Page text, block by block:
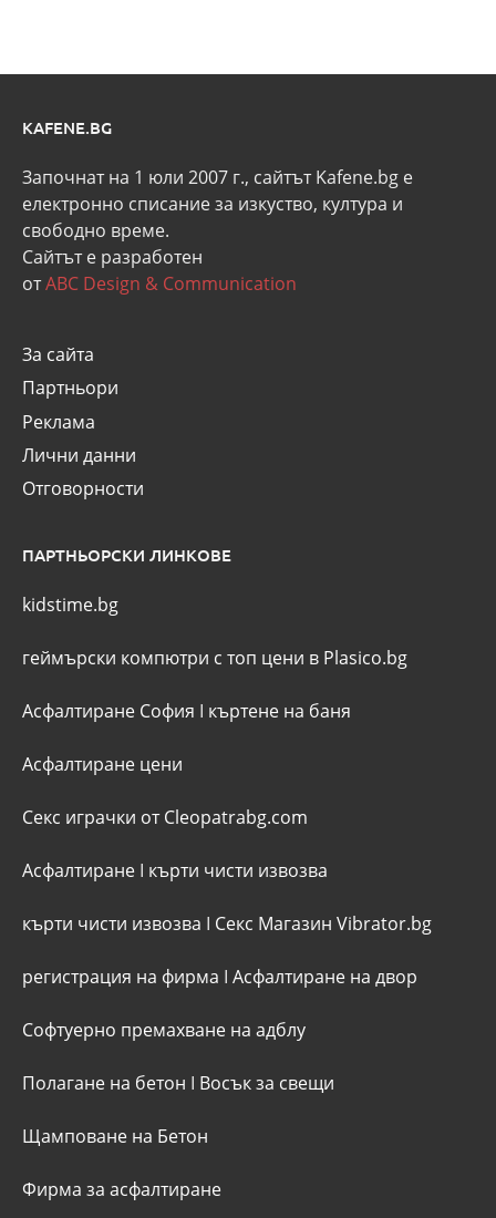
KAFENE.BG
Започнат на 1 юли 2007 г., сайтът Kafene.bg e
eлектронно списание за изкуство, култура и
свободно време.
Сайтът е разработен
отABC Design & Communication
За сайта
Партньори
Реклама
Лични данни
Отговорности
ПАРТНЬОРСКИ ЛИНКОВЕ
kidstime.bg
геймърски компютри с топ цени в Plasico.bg
Асфалтиране София I къртене на баня
Асфалтиране цени
Секс играчки от Cleopatrabg.com
Асфалтиране I кърти чисти извозва
кърти чисти извозва I Секс Магазин Vibrator.bg
регистрация на фирма I Асфалтиране на двор
Софтуерно премахване на адблу
Полагане на бетон I Восък за свещи
Щамповане на Бетон
Фирма за асфалтиране